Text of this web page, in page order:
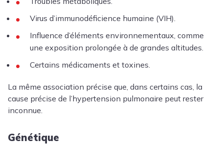
Virus d’immunodéficience humaine (VIH).
Influence d’éléments environnementaux, comme
une exposition prolongée à de grandes altitudes.
Certains médicaments et toxines.
La même association précise que, dans certains cas, la
cause précise de l’hypertension pulmonaire peut rester
inconnue.
Génétique